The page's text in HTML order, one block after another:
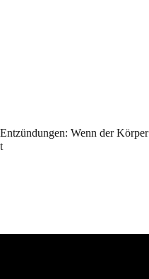
Wenn der Körper